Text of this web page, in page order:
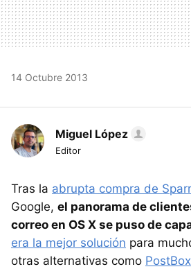
14 Octubre 2013
Miguel López
Editor
Tras la abrupta compra de
Google, el panorama de
correo en OS X se puso de
era la mejor solución para
otras alternativas como PostBox